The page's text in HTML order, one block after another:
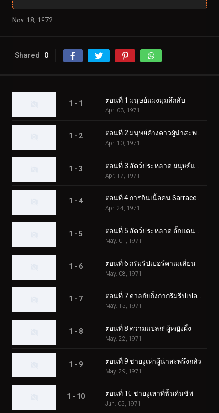
Nov. 18, 1972
Shared 0
1 - 1 ตอนที่ 1 มนุษย์แมงมุมลึกลับ
Apr. 03, 1971
1 - 2
Apr. 10, 1971
1 - 3
Apr. 17, 1971
1 - 4 ตอนที่ 4 การกินเนื้อคน Sarracenian
Apr. 24, 1971
1 - 5
May. 01, 1971
1 - 6 ตอนที่ 6 กริมรีปเปอร์คาเมเลี่ยน
May. 08, 1971
1 - 7 ตอนที่ 7 ดวลกับกิ้งก่ากริมรีปเปอร์! ความประทับใจในงานมหกรรมโลก
May. 15, 1971
1 - 8 ตอนที่ 8 ความแปลก! ผู้หญิงผึ้ง
May. 22, 1971
1 - 9 ตอนที่ 9 ชายงูเห่าผู้น่าสะพรึงกลัว
May. 29, 1971
1 - 10 ตอนที่ 10 ชายงูเห่าที่ฟื้นคืนชีพ
Jun. 05, 1971